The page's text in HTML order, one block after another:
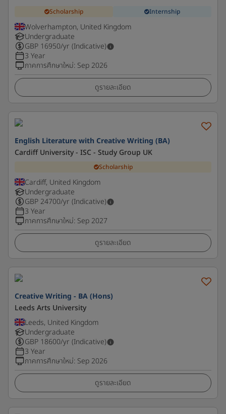
Scholarship Internship
Wolverhampton, United Kingdom
Undergraduate
GBP 16950/yr (Indicative)
3 Year
ภาคการศึกษาใหม่: Sep 2026
ดูรายละเอียด
English Literature with Creative Writing (BA)
Cardiff University - ISC - Study Group UK
Scholarship
Cardiff, United Kingdom
Undergraduate
GBP 24700/yr (Indicative)
3 Year
ภาคการศึกษาใหม่: Sep 2027
ดูรายละเอียด
Creative Writing - BA (Hons)
Leeds Arts University
Leeds, United Kingdom
Undergraduate
GBP 18600/yr (Indicative)
3 Year
ภาคการศึกษาใหม่: Sep 2026
ดูรายละเอียด